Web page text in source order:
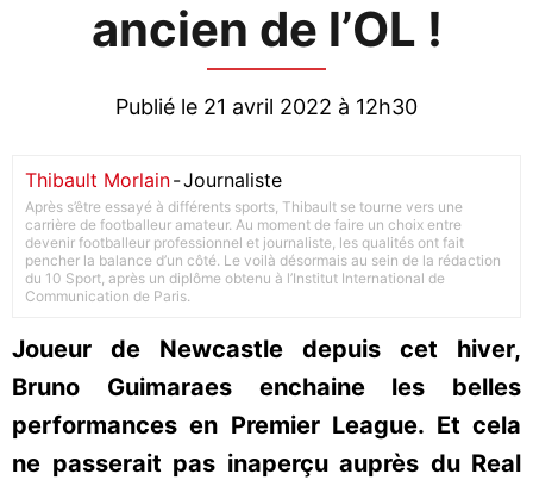
ancien de l’OL !
Publié le 21 avril 2022 à 12h30
Thibault Morlain-Journaliste
Après s’être essayé à différents sports, Thibault se tourne vers une
carrière de footballeur amateur. Au moment de faire un choix entre
devenir footballeur professionnel et journaliste, les qualités ont fait
pencher la balance d’un côté. Le voilà désormais au sein de la rédaction
du 10 Sport, après un diplôme obtenu à l’Institut International de
Communication de Paris.
Joueur de Newcastle depuis cet hiver,
Bruno Guimaraes enchaine les belles
performances en Premier League. Et cela
ne passerait pas inaperçu auprès du Real